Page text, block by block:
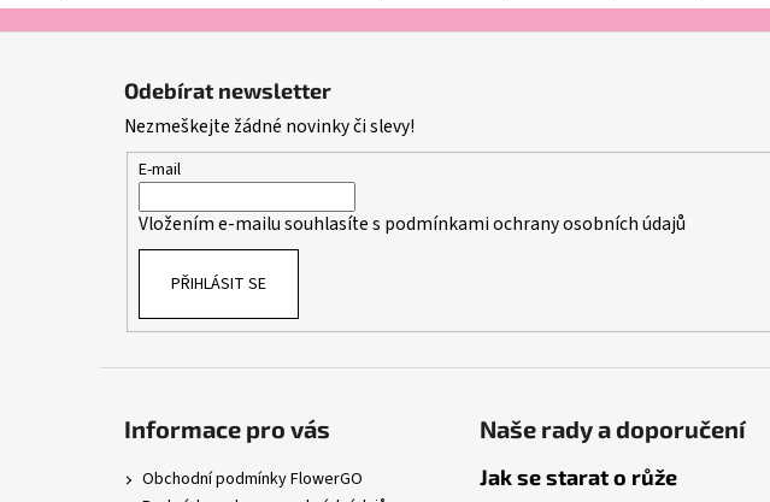
Odebírat newsletter
Nezmeškejte žádné novinky či slevy!
E-mail
Vložením e-mailu souhlasíte s podmínkami ochrany osobních údajů
PŘIHLÁSIT SE
Informace pro vás
Obchodní podmínky FlowerGO
Naše rady a doporučení
Jak se starat o růže